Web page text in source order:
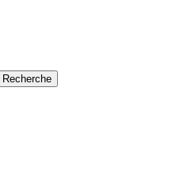
Recherche